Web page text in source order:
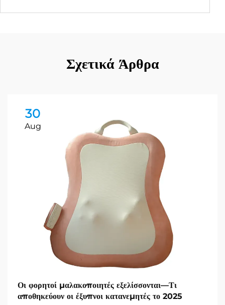
Σχετικά Άρθρα
30
Aug
Οι φορητοί μαλακοποιητές εξελίσσονται—Τι
αποθηκεύουν οι έξυπνοι κατανεμητές το 2025